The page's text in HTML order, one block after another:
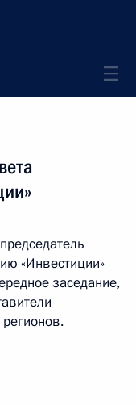
«Инвестиции»
заседание,